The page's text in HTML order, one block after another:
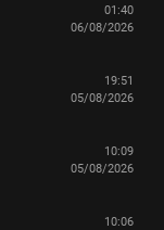
01:40
06/08/2026
19:51
05/08/2026
10:09
05/08/2026
10:06